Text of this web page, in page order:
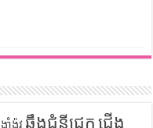
ងាំង៉ូវ ឆ្អឹងជំនីជ្រូក ជើង